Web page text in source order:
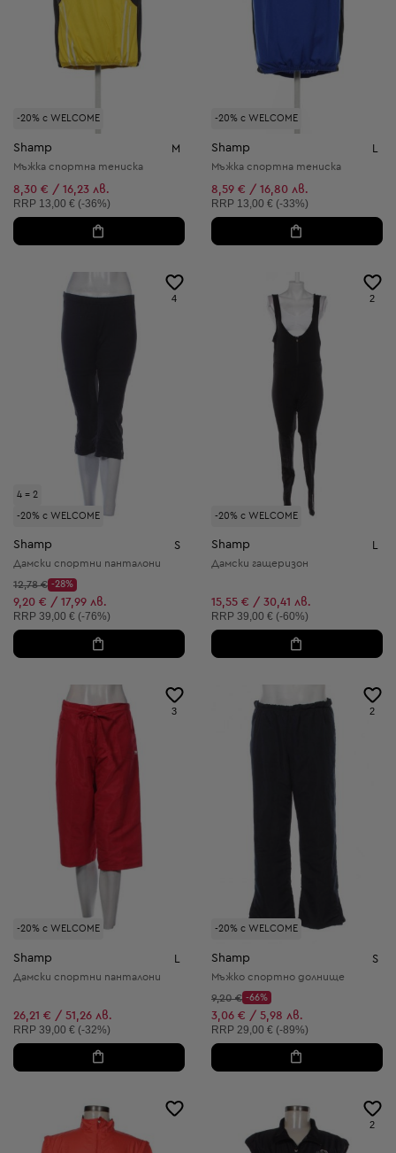
-20% с WELCOME
Shamp M
Мъжка спортна тениска
8,30 € / 16,23 лв.
Препоръчителна цена:
RRP 13,00 € (-36%)
-20% с WELCOME
Shamp
Мъжка спортна тениска
8,59 € / 16,80 лв.
Препоръчителна цена:
RRP 13,00 € (-33%)
4 = 2
-20% с WELCOME
4
Shamp S
Дамски спортни панталони
Начална цена:
12,78 €
Discount Price:
-28%
Намалена цена:
9,20 € / 17,99 лв.
Препоръчителна цена:
RRP 39,00 € (-76%)
-20% с WELCOME
2
Shamp
Дамски гащеризон
15,55 € / 30,41 лв.
Препоръчителна цена:
RRP 39,00 € (-60%)
-20% с WELCOME
3
Shamp L
Дамски спортни панталони
26,21 € / 51,26 лв.
Препоръчителна цена:
RRP 39,00 € (-32%)
-20% с WELCOME
2
Shamp S
Мъжко спортно долнище
Начална цена:
9,20 €
Discount Price:
-66%
Намалена цена:
3,06 € / 5,98 лв.
Препоръчителна цена:
RRP 29,00 € (-89%)
2